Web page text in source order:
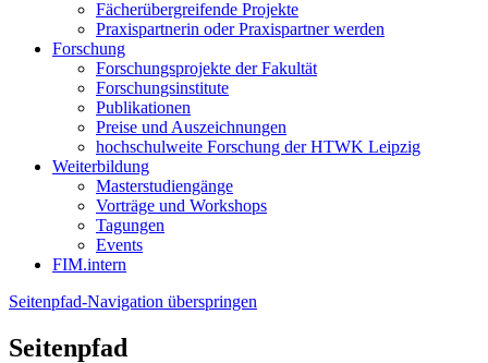
Fächerübergreifende Projekte
Praxispartnerin oder Praxispartner werden
Forschung
Forschungsprojekte der Fakultät
Forschungsinstitute
Publikationen
Preise und Auszeichnungen
hochschulweite Forschung der HTWK Leipzig
Weiterbildung
Masterstudiengänge
Vorträge und Workshops
Tagungen
Events
FIM.intern
Seitenpfad-Navigation überspringen
Seitenpfad